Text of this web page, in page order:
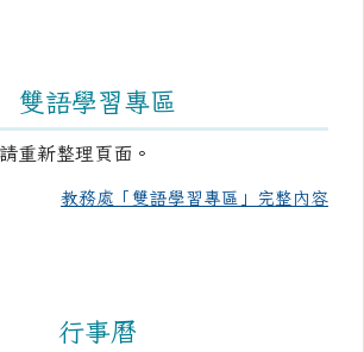
雙語學習專區
重新整理頁面。
教務處「雙語學習專區」完整內容
行事曆